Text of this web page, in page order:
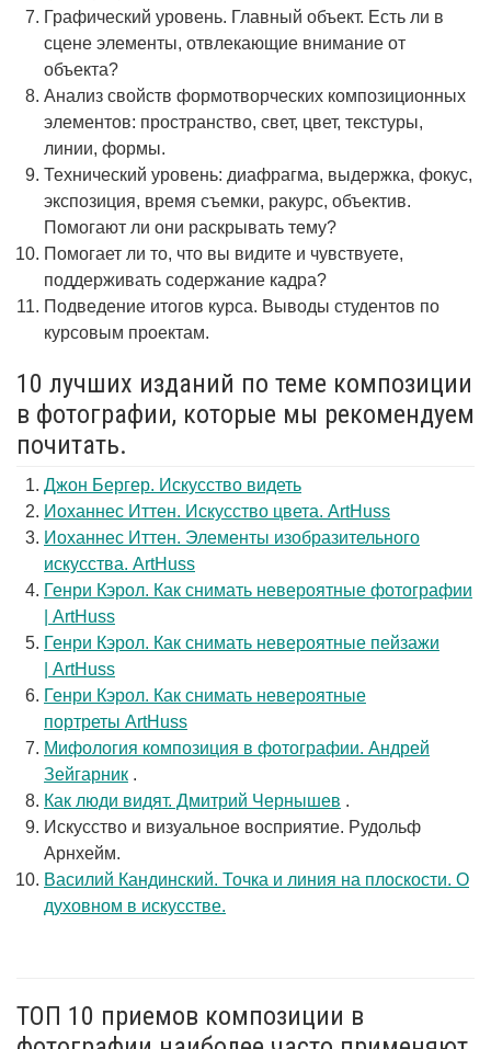
Графический уровень. Главный объект. Есть ли в
сцене элементы, отвлекающие внимание от
объекта?
Анализ свойств формотворческих композиционных
элементов: пространство, свет, цвет, текстуры,
линии, формы.
Технический уровень: диафрагма, выдержка, фокус,
экспозиция, время съемки, ракурс, объектив.
Помогают ли они раскрывать тему?
Помогает ли то, что вы видите и чувствуете,
поддерживать содержание кадра?
Подведение итогов курса. Выводы студентов по
курсовым проектам.
10 лучших изданий по теме композиции
в фотографии, которые мы рекомендуем
почитать.
Джон Бергер. Искусство видеть
Иоханнес Иттен. Искусство цвета. ArtHuss
Иоханнес Иттен. Элементы изобразительного
искусства. ArtHuss
Генри Кэрол. Как снимать невероятные фотографии
| ArtHuss
Генри Кэрол. Как снимать невероятные пейзажи
| ArtHuss
Генри Кэрол. Как снимать невероятные
портреты ArtHuss
Мифология композиция в фотографии. Андрей
Зейгарник .
Как люди видят. Дмитрий Чернышев .
Искусство и визуальное восприятие. Рудольф
Арнхейм.
Василий Кандинский. Точка и линия на плоскости. О
духовном в искусстве.
ТОП 10 приемов композиции в